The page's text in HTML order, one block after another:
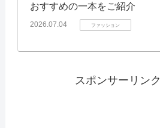
おすすめの一本をご紹介
2026.07.04 ファッション
スポンサーリンク